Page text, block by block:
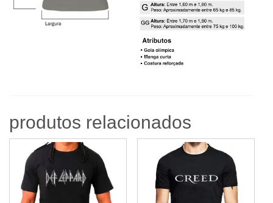
produtos relacionados